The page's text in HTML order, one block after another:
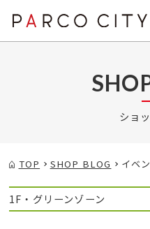
ショ
TOP SHOP BLOG イベ
1F・グリーンゾーン